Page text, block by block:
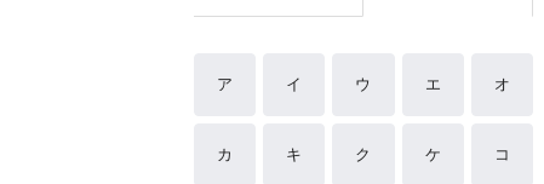
ア イ ウ エ オ
カ キ ク ケ コ